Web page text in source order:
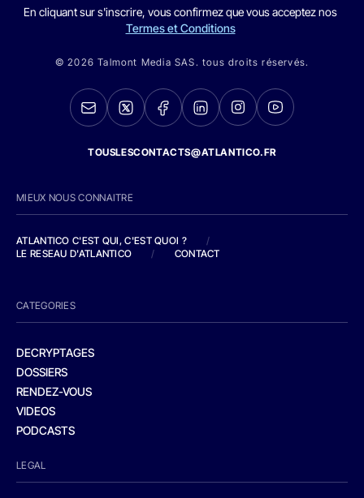
En cliquant sur s'inscrire, vous confirmez que vous acceptez nos
Termes et Conditions
© 2026 Talmont Media SAS. tous droits réservés.
TOUSLESCONTACTS@ATLANTICO.FR
MIEUX NOUS CONNAITRE
ATLANTICO C'EST QUI, C'EST QUOI ?
/
LE RESEAU D'ATLANTICO
/ CONTACT
CATEGORIES
DECRYPTAGES
DOSSIERS
RENDEZ-VOUS
VIDEOS
PODCASTS
LEGAL